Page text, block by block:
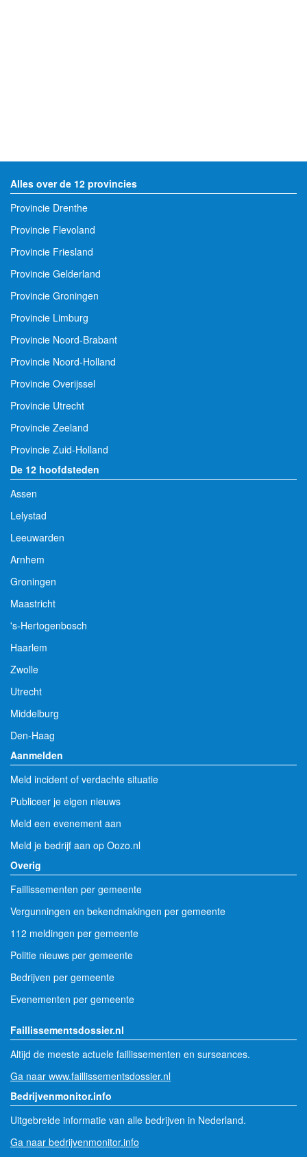
Alles over de 12 provincies
Provincie Drenthe
Provincie Flevoland
Provincie Friesland
Provincie Gelderland
Provincie Groningen
Provincie Limburg
Provincie Noord-Brabant
Provincie Noord-Holland
Provincie Overijssel
Provincie Utrecht
Provincie Zeeland
Provincie Zuid-Holland
De 12 hoofdsteden
Assen
Lelystad
Leeuwarden
Arnhem
Groningen
Maastricht
's-Hertogenbosch
Haarlem
Zwolle
Utrecht
Middelburg
Den-Haag
Aanmelden
Meld incident of verdachte situatie
Publiceer je eigen nieuws
Meld een evenement aan
Meld je bedrijf aan op Oozo.nl
Overig
Faillissementen per gemeente
Vergunningen en bekendmakingen per gemeente
112 meldingen per gemeente
Politie nieuws per gemeente
Bedrijven per gemeente
Evenementen per gemeente
Faillissementsdossier.nl
Altijd de meeste actuele faillissementen en surseances.
Ga naar www.faillissementsdossier.nl
Bedrijvenmonitor.info
Uitgebreide informatie van alle bedrijven in Nederland.
Ga naar bedrijvenmonitor.info